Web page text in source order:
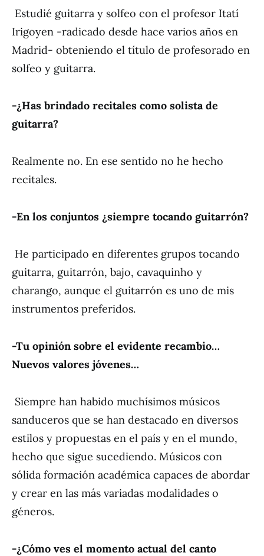
Estudié guitarra y solfeo con el profesor Itatí
Irigoyen -radicado desde hace varios años en
Madrid- obteniendo el título de profesorado en
solfeo y guitarra.
-¿Has brindado recitales como solista de
guitarra?
Realmente no. En ese sentido no he hecho
recitales.
-En los conjuntos ¿siempre tocando guitarrón?
He participado en diferentes grupos tocando
guitarra, guitarrón, bajo, cavaquinho y
charango, aunque el guitarrón es uno de mis
instrumentos preferidos.
-Tu opinión sobre el evidente recambio…
Nuevos valores jóvenes…
Siempre han habido muchísimos músicos
sanduceros que se han destacado en diversos
estilos y propuestas en el país y en el mundo,
hecho que sigue sucediendo. Músicos con
sólida formación académica capaces de abordar
y crear en las más variadas modalidades o
géneros.
-¿Cómo ves el momento actual del canto